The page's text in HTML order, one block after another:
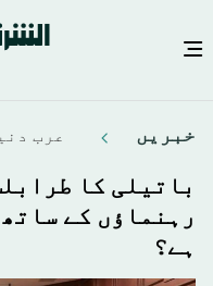
main
content
خبريں عرب
باتیلی کا
رہنماؤں کے
ہے؟